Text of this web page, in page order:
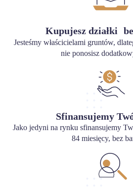
Kupujesz działki
Jesteśmy właścicielami gruntów,
nie ponosisz
Sfinansujemy
Jako jedyni na rynku sfinansujemy
84 miesięcy, bez